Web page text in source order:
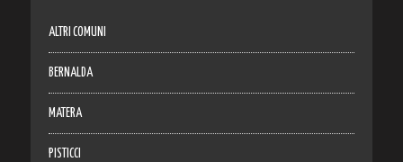
ALTRI COMUNI
BERNALDA
MATERA
PISTICCI